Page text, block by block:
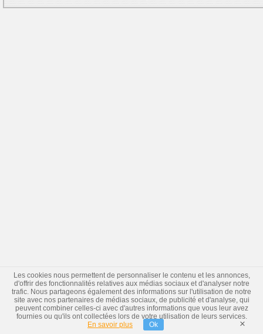
Les cookies nous permettent de personnaliser le contenu et les annonces,
d'offrir des fonctionnalités relatives aux médias sociaux et d'analyser notre
trafic. Nous partageons également des informations sur l'utilisation de notre
site avec nos partenaires de médias sociaux, de publicité et d'analyse, qui
peuvent combiner celles-ci avec d'autres informations que vous leur avez
fournies ou qu'ils ont collectées lors de votre utilisation de leurs services.
En savoir plus
Ok ×